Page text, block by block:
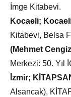
İmge Kitabevi.
Kocaeli;
Kitabevi, Belsa
(Mehmet
Merkezi: 50. Yıl
İzmir;
Alsancak),